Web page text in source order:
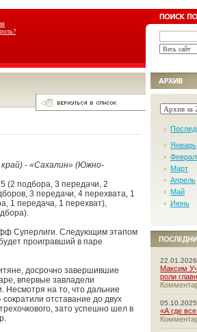
- «Сахалин» (Южно-
(2 подбора, 3 передачи, 2
3 передачи, 4 перехвата, 1
1 передача, 1 перехват),
Суперлиги. Следующим этапом
проигравший в паре
досрочно завершившие
впервые завладели
Несмотря на то, что дальние
отставание до двух
зато успешно шел в
Январь
Март
Апрель
Май
Июнь
22.01.2026
Максим
роли
05.10.2025
«А где